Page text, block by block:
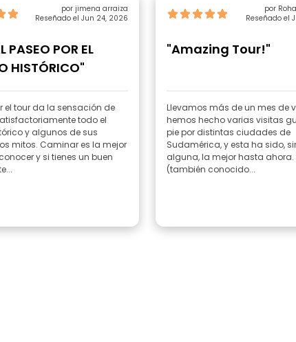
por jimena arraiza
Reseñado el Jun 24, 2026
PASEO POR EL
HISTÓRICO"
el tour da la sensación de
todo el
y algunos de sus
mitos. Caminar es la mejor
y si tienes un buen
por
Reseñado el
"Amazing Tour!"
Llevamos más de un mes de
hemos hecho varias visitas
pie por distintas ciudades de
Sudamérica, y esta ha sido,
alguna, la mejor hasta ahora.
(también conocido...